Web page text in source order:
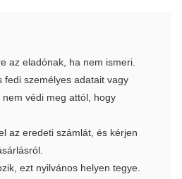
az eladónak, ha nem ismeri.
fedi személyes adatait vagy
védi meg attól, hogy
az eredeti számlát, és kérjen
ezt nyilvános helyen tegye.